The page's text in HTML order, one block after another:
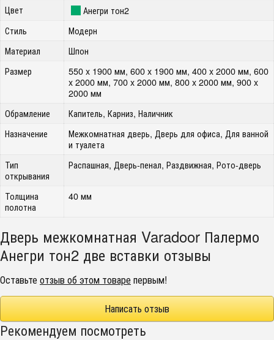
Цвет
Анегри тон2
Стиль
Модерн
Материал
Шпон
Размер
550 x 1900 мм, 600 x 1900 мм, 400 x 2000 мм, 600
x 2000 мм, 700 x 2000 мм, 800 x 2000 мм, 900 x
2000 мм
Обрамление
Капитель, Карниз, Наличник
Назначение
Межкомнатная дверь, Дверь для офиса, Для ванной
и туалета
Тип
открывания
Распашная, Дверь-пенал, Раздвижная, Рото-дверь
Толщина
полотна
40 мм
Дверь межкомнатная Varadoor Палермо
Анегри тон2 две вставки отзывы
Оставьтеотзыв об этом товарепервым!
Написать отзыв
Рекомендуем посмотреть